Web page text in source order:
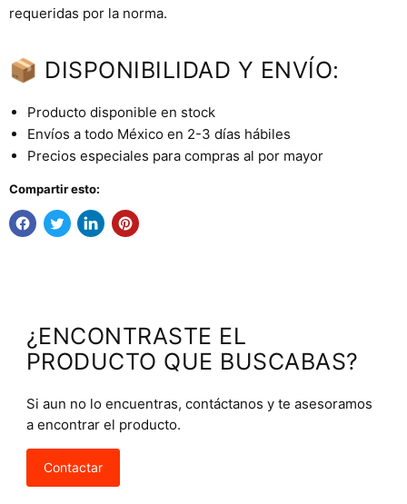
requeridas por la norma.
📦 DISPONIBILIDAD Y ENVÍO:
Producto disponible en stock
Envíos a todo México en 2-3 días hábiles
Precios especiales para compras al por mayor
Compartir esto:
¿ENCONTRASTE EL
PRODUCTO QUE BUSCABAS?
Si aun no lo encuentras, contáctanos y te asesoramos
a encontrar el producto.
Contactar